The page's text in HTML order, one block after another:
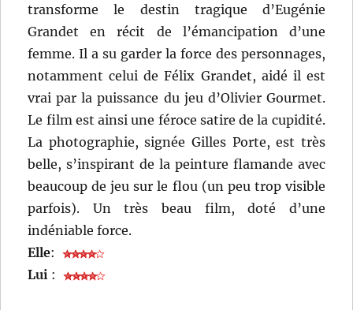
transforme le destin tragique d’Eugénie
Grandet en récit de l’émancipation d’une
femme. Il a su garder la force des personnages,
notamment celui de Félix Grandet, aidé il est
vrai par la puissance du jeu d’Olivier Gourmet.
Le film est ainsi une féroce satire de la cupidité.
La photographie, signée Gilles Porte, est très
belle, s’inspirant de la peinture flamande avec
beaucoup de jeu sur le flou (un peu trop visible
parfois). Un très beau film, doté d’une
indéniable force.
Elle:
Lui :